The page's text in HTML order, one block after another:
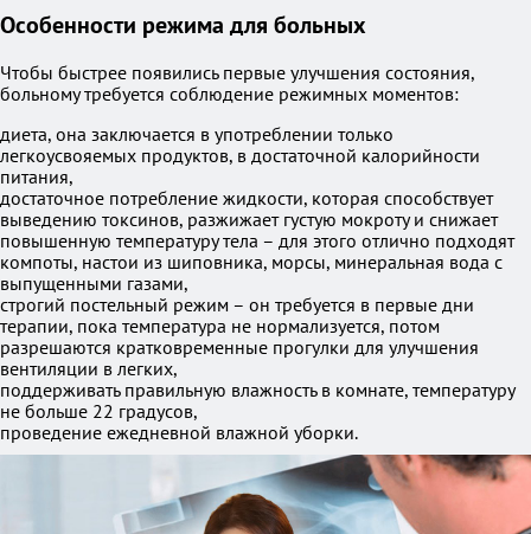
Особенности режима для больных
Чтобы быстрее появились первые улучшения состояния,
больному требуется соблюдение режимных моментов:
диета, она заключается в употреблении только
легкоусвояемых продуктов, в достаточной калорийности
питания,
достаточное потребление жидкости, которая способствует
выведению токсинов, разжижает густую мокроту и снижает
повышенную температуру тела – для этого отлично подходят
компоты, настои из шиповника, морсы, минеральная вода с
выпущенными газами,
строгий постельный режим – он требуется в первые дни
терапии, пока температура не нормализуется, потом
разрешаются кратковременные прогулки для улучшения
вентиляции в легких,
поддерживать правильную влажность в комнате, температуру
не больше 22 градусов,
проведение ежедневной влажной уборки.